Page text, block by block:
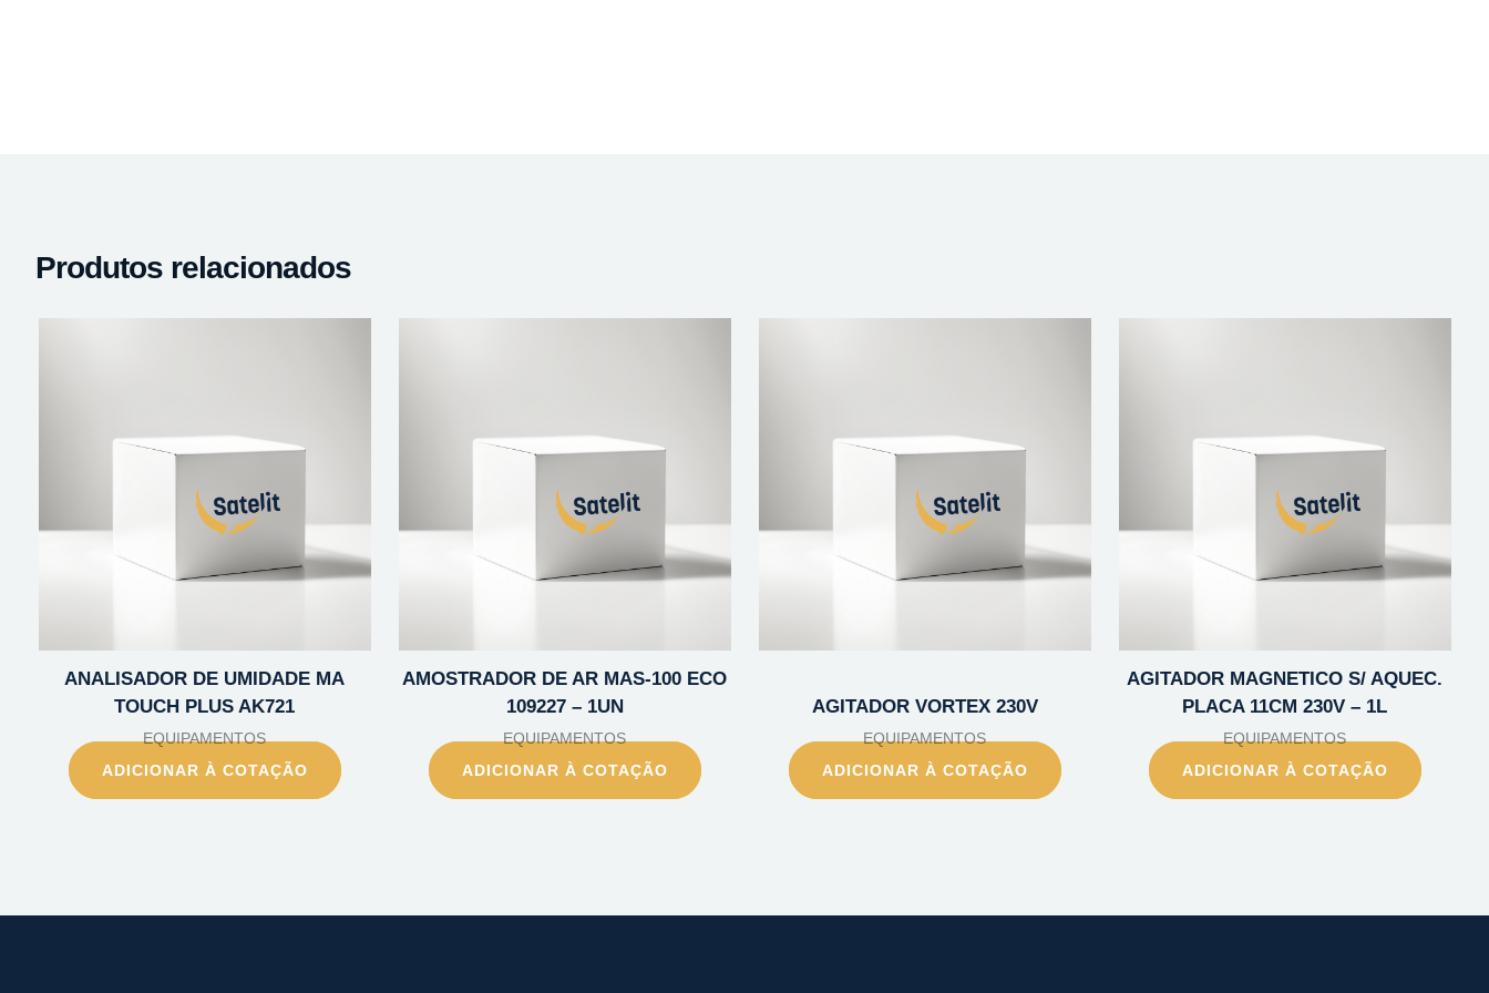
Produtos relacionados
ANALISADOR DE UMIDADE MA
TOUCH PLUS AK721
EQUIPAMENTOS
ADICIONAR À COTAÇÃO
AMOSTRADOR DE AR MAS-100 ECO
109227 – 1UN
EQUIPAMENTOS
ADICIONAR À COTAÇÃO
AGITADOR VORTEX 230V
EQUIPAMENTOS
ADICIONAR À COTAÇÃO
AGITADOR MAGNETICO S/ AQUEC.
PLACA 11CM 230V – 1L
EQUIPAMENTOS
ADICIONAR À COTAÇÃO